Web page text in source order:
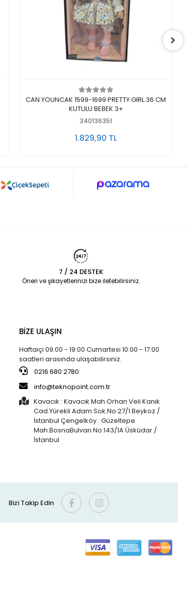
Sepete Ekle
CAN YOUNCAK 1599-1699 PRETTY GIRL 36 CM
KUTULU BEBEK 3+
340136351
1.829,90 TL
7 / 24 DESTEK
Öneri ve şikayetlerinizi bize iletebilirsiniz.
BİZE ULAŞIN
Haftaiçi 09:00 - 19:00 Cumartesi 10:00 - 17:00
saatleri arasında ulaşabilirsiniz.
0216 680 2780
info@teknopoint.com.tr
Kavacık : Kavacık Mah.Orhan Veli Kanık
Cad.Yürekli Adam Sok.No:27/1 Beykoz /
İstanbul Çengelköy : Güzeltepe
Mah.BosnaBulvarı No:143/1A Üsküdar /
İstanbul
Bizi Takip Edin